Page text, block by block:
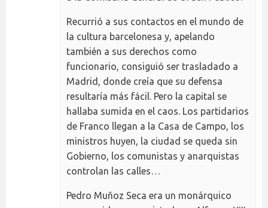
Recurrió a sus contactos en el mundo de
la cultura barcelonesa y, apelando
también a sus derechos como
funcionario, consiguió ser trasladado a
Madrid, donde creía que su defensa
resultaría más fácil. Pero la capital se
hallaba sumida en el caos. Los partidarios
de Franco llegan a la Casa de Campo, los
ministros huyen, la ciudad se queda sin
Gobierno, los comunistas y anarquistas
controlan las calles…
Pedro Muñoz Seca era un monárquico